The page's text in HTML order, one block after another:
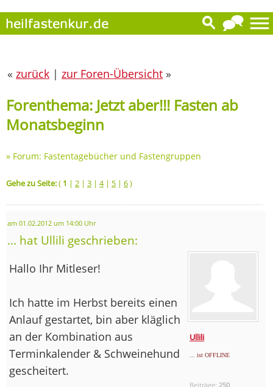
« zurück | zur Foren-Übersicht »
Forenthema: Jetzt aber!!! Fasten ab
Monatsbeginn
» Forum: Fastentagebücher und Fastengruppen
Gehe zu Seite:( 1 | 2 | 3 | 4| 5 | 6)
am 01.02.2012 um 14:00 Uhr
... hat Ullili geschrieben:
Ullili
... ist OFFLINE
Beiträge: 250
Hallo Ihr Mitleser!
Ich hatte im Herbst bereits einen
Anlauf gestartet, bin aber kläglich
an der Kombination aus
Terminkalender & Schweinehund
gescheitert.